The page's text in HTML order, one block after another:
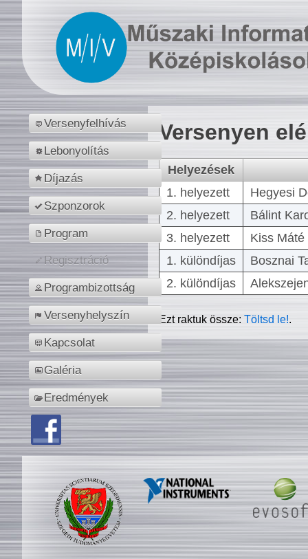
Versenyfelhívás
Lebonyolítás
Díjazás
Szponzorok
Program
Regisztráció
Programbizottság
Versenyhelyszín
Kapcsolat
Galéria
Eredmények
Versenyen
Helyezések
1. helyezett
Hegyesi
2. helyezett
Bálint
3. helyezett
Kiss
1. különdíjas
Bosznai
2. különdíjas
Ezt raktuk össze:Töltsd le!.